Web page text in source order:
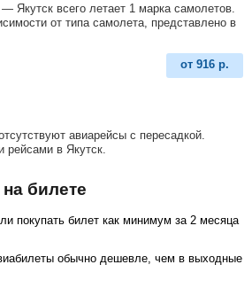
Якутск всего летает 1 марка самолетов.
от типа самолета, представлено в
от 916 р.
авиарейсы с пересадкой.
рейсами в Якутск.
билете
покупать билет как минимум за 2 месяца
обычно дешевле, чем в выходные